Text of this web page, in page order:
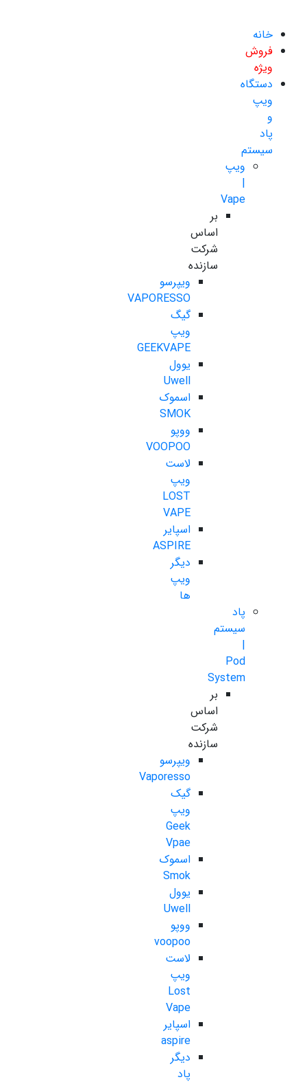
خانه
فروش
ویژه
دستگاه
ویپ
و
پاد
سیستم
ویپ
|
Vape
بر
اساس
شرکت
سازنده
ویپرسو
VAPORESSO
گیگ
ویپ
GEEKVAPE
یوول
Uwell
اسموک
SMOK
ووپو
VOOPOO
لاست
ویپ
LOST
VAPE
اسپایر
ASPIRE
دیگر
ویپ
ها
پاد
سیستم
|
Pod
System
بر
اساس
شرکت
سازنده
ویپرسو
Vaporesso
گیک
ویپ
Geek
Vpae
اسموک
Smok
یوول
Uwell
ووپو
voopoo
لاست
ویپ
Lost
Vape
اسپایر
aspire
دیگر
پاد